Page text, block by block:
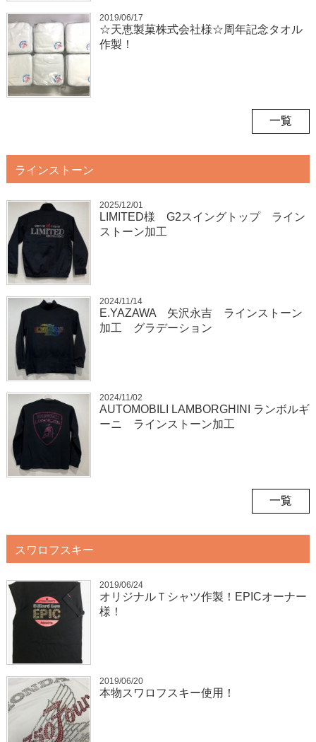
2019/06/17
☆天恵製菓株式会社様☆周年記念タオル
作製！
一覧
ラインストーン
2025/12/01
LIMITED様 G2スイングトップ ライン
ストーン加工
2024/11/14
E.YAZAWA 矢沢永吉 ラインストーン
加工 グラデーション
2024/11/02
AUTOMOBILI LAMBORGHINI ランボルギ
ーニ ラインストーン加工
一覧
スワロフスキー
2019/06/24
オリジナルＴシャツ作製！EPICオーナー
様！
2019/06/20
本物スワロフスキー使用！